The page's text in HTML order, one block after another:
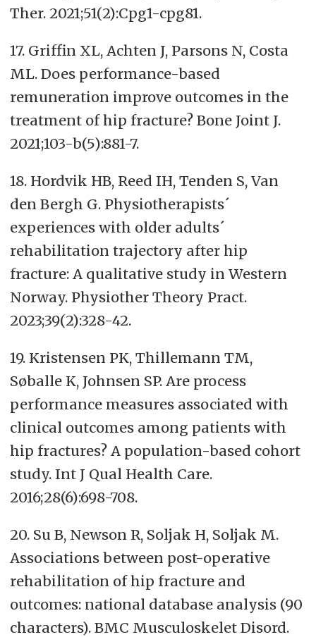
Ther. 2021;51(2):Cpg1-cpg81.
17. Griffin XL, Achten J, Parsons N, Costa
ML. Does performance-based
remuneration improve outcomes in the
treatment of hip fracture? Bone Joint J.
2021;103-b(5):881-7.
18. Hordvik HB, Reed IH, Tenden S, Van
den Bergh G. Physiotherapists´
experiences with older adults´
rehabilitation trajectory after hip
fracture: A qualitative study in Western
Norway. Physiother Theory Pract.
2023;39(2):328-42.
19. Kristensen PK, Thillemann TM,
Søballe K, Johnsen SP. Are process
performance measures associated with
clinical outcomes among patients with
hip fractures? A population-based cohort
study. Int J Qual Health Care.
2016;28(6):698-708.
20. Su B, Newson R, Soljak H, Soljak M.
Associations between post-operative
rehabilitation of hip fracture and
outcomes: national database analysis (90
characters). BMC Musculoskelet Disord.